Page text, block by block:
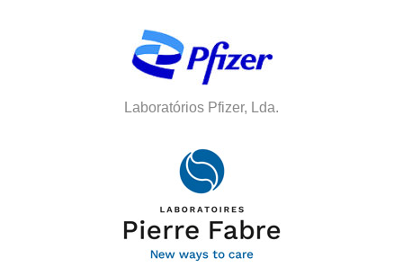
Laboratórios Pfizer, Lda.